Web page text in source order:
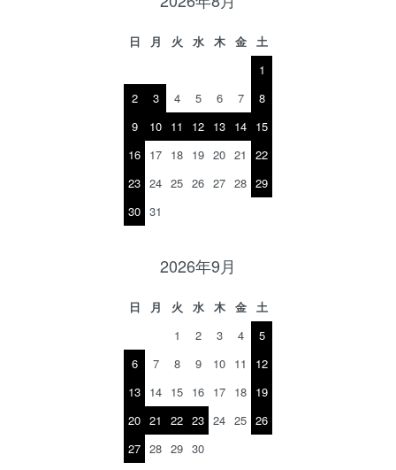
日 月 火 水 木 金
土
1
2
3 4 5 6 7
8
9
10 11 12 13 14 15
16 17 18 19 20 21
22
23 24 25 26 27 28 29
30 31
2026年9月
日 月 火 水 木 金
土
1
2 3 4
5
6
7 8 9 10 11
12
13 14 15 16 17 18 19
20 21 22 23 24 25 26
27 28 29 30